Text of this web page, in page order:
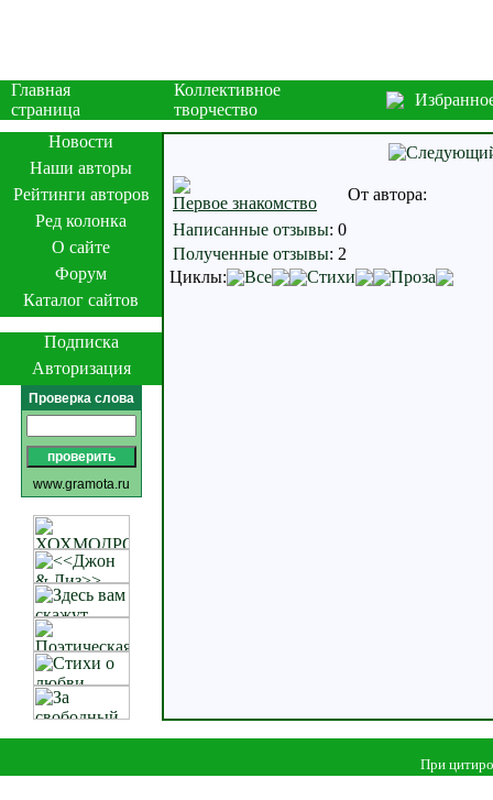
Главная
страница
Коллективное
творчество
Новости
Наши авторы
Рейтинги авторов
Ред колонка
О сайте
Форум
Каталог сайтов
Подписка
Авторизация
Проверка слова
www.gramota.ru
Первое знакомство
От автора:
Написанные отзывы: 0
Полученные отзывы: 2
Циклы:
Все Стихи Проза
При